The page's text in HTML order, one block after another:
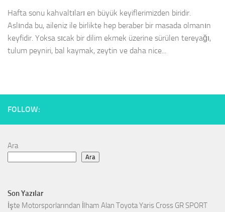
Hafta sonu kahvaltıları en büyük keyiflerimizden biridir.
Aslında bu, aileniz ile birlikte hep beraber bir masada olmanın
keyfidir. Yoksa sıcak bir dilim ekmek üzerine sürülen tereyağı,
tulum peyniri, bal kaymak, zeytin ve daha nice...
FOLLOW:
Ara
Ara
Son Yazılar
İşte Motorsporlarından İlham Alan Toyota Yaris Cross GR SPORT